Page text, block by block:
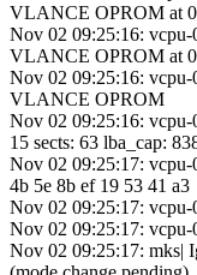
VLANCE OPROM at
Nov 02 09:25:16:
VLANCE OPROM at
Nov 02 09:25:16:
VLANCE OPROM
Nov 02 09:25:16:
15 sects: 63 lba_cap:
Nov 02 09:25:17:
4b 5e 8b ef 19 53 41 a3
Nov 02 09:25:17:
Nov 02 09:25:17:
Nov 02 09:25:17: mks|